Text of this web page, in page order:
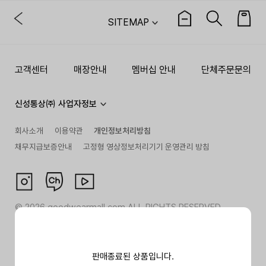
판매종료된 상품입니다.
SITEMAP
고객센터 매장안내 멤버십 안내 단체주문문의
신성통상㈜ 사업자정보
회사소개 이용약관
개인정보처리방침
채무지급보증안내
고정형 영상정보처리기기 운영관리 방침
©2026goodwearmall.com ALL RIGHTS RESERVED